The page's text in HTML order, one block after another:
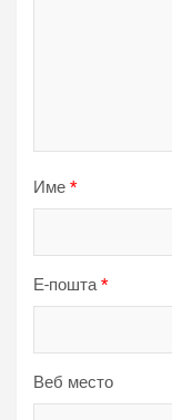
Име *
Е-пошта*
Веб место